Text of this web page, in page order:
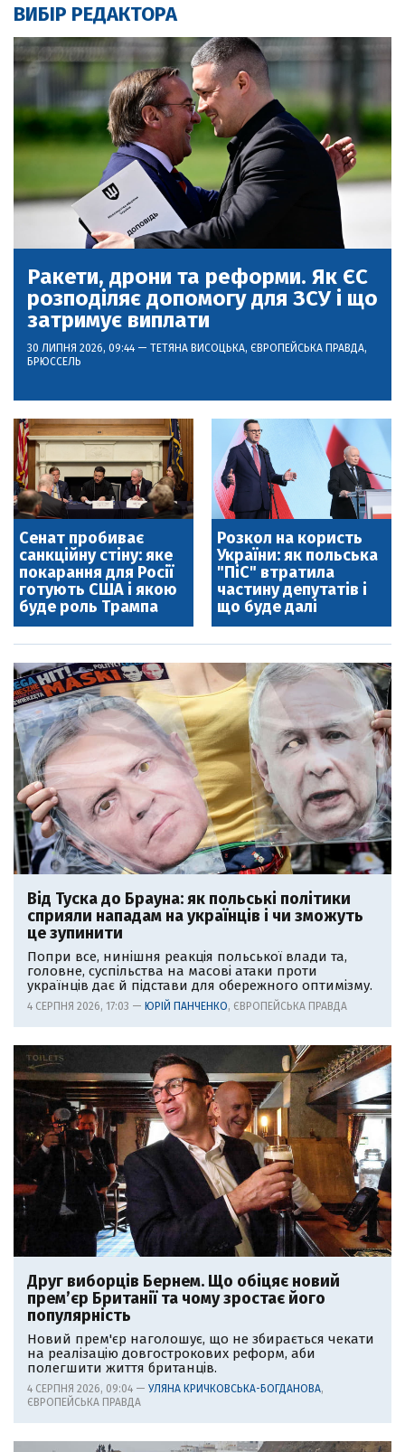
ВИБІР РЕДАКТОРА
Ракети, дрони та реформи. Як ЄС
розподіляє допомогу для ЗСУ і що
затримує виплати
30 ЛИПНЯ 2026, 09:44 — ТЕТЯНА ВИСОЦЬКА, ЄВРОПЕЙСЬКА ПРАВДА,
БРЮССЕЛЬ
Сенат пробиває
санкційну стіну: яке
покарання для Росії
готують США і якою
буде роль Трампа
Розкол на користь
України: як польська
"ПіС" втратила
частину депутатів і
що буде далі
Від Туска до Брауна: як польські політики
сприяли нападам на українців і чи зможуть
це зупинити
Попри все, нинішня реакція польської влади та,
головне, суспільства на масові атаки проти
українців дає й підстави для обережного оптимізму.
4 СЕРПНЯ 2026, 17:03 — ЮРІЙ ПАНЧЕНКО, ЄВРОПЕЙСЬКА ПРАВДА
Друг виборців Бернем. Що обіцяє новий
прем’єр Британії та чому зростає його
популярність
Новий прем'єр наголошує, що не збирається чекати
на реалізацію довгострокових реформ, аби
полегшити життя британців.
4 СЕРПНЯ 2026, 09:04 — УЛЯНА КРИЧКОВСЬКА-БОГДАНОВА,
ЄВРОПЕЙСЬКА ПРАВДА